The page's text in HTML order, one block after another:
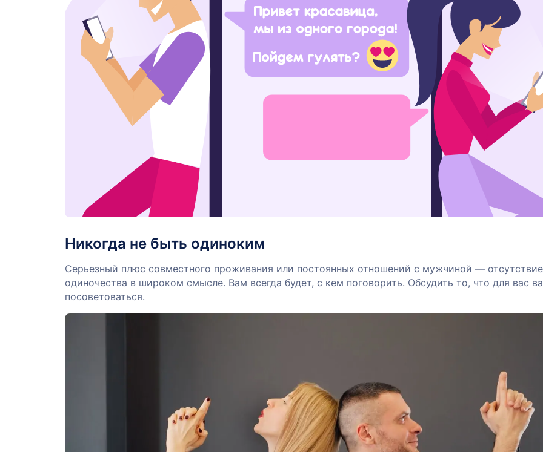
Никогда не быть одиноким
Серьезный плюс совместного проживания или постоянных отношений с мужчиной — отсутствие
одиночества в широком смысле. Вам всегда будет, с кем поговорить. Обсудить то, что для вас
посоветоваться.